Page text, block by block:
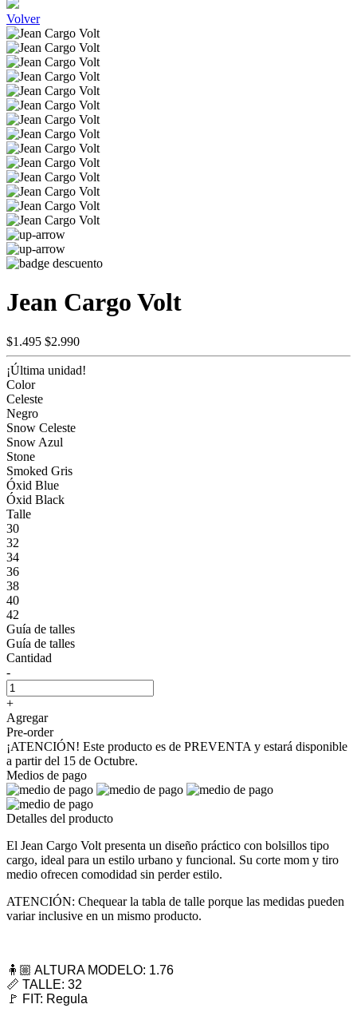
Volver
Jean Cargo Volt
$1.495 $2.990
¡Última unidad!
Color
Celeste
Negro
Snow Celeste
Snow Azul
Stone
Smoked Gris
Óxid Blue
Óxid Black
Talle
30
32
34
36
38
40
42
Guía de talles
Guía de talles
Cantidad
-
+
Agregar
Pre-order
¡ATENCIÓN! Este producto es de PREVENTA y estará disponible
a partir del 15 de Octubre.
Medios de pago
Detalles del producto
El Jean Cargo Volt presenta un diseño práctico con bolsillos tipo
cargo, ideal para un estilo urbano y funcional. Su corte mom y tiro
medio ofrecen comodidad sin perder estilo.
ATENCIÓN: Chequear la tabla de talle porque las medidas pueden
variar inclusive en un mismo producto.
🧍🏼 ALTURA MODELO: 1.76
📏 TALLE: 32
🚩 FIT: Regula